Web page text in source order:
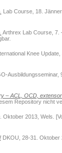
Lab Course, 18.
Arthrex Lab Course, 7.
Knee Update,
Ausbildungsseminar,
– ACL, OCD, extensor
Repository nicht
Oktober 2013, Wels.
DKOU, 28-31. Oktober